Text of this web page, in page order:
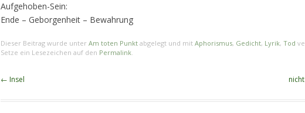
Aufgehoben-Sein:
Ende – Geborgenheit – Bewahrung
Dieser Beitrag wurde unter Am toten Punkt abgelegt und mit Aphorismus, Gedicht, Lyrik, Tod
Setze ein Lesezeichen auf den Permalink.
Beitragsnavigation
← Insel